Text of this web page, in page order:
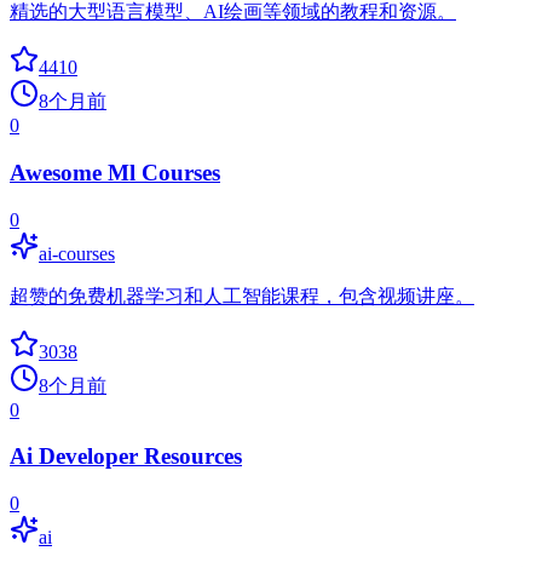
精选的大型语言模型、AI绘画等领域的教程和资源。
4410
8个月前
0
Awesome Ml Courses
0
ai-courses
超赞的免费机器学习和人工智能课程，包含视频讲座。
3038
8个月前
0
Ai Developer Resources
0
ai